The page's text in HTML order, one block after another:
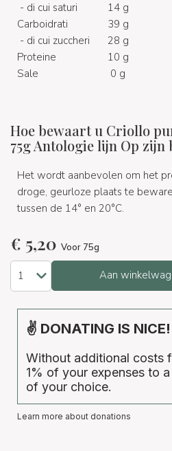
- di cui saturi
14 g
Carboidrati
39 g
- di cui zuccheri
28 g
Proteine
10 g
Sale
0 g
Hoe bewaart u Criollo
75g Antologie lijn Op zijn
Het wordt aanbevolen om het
droge, geurloze plaats te
tussen de 14° en 20°C.
€ 5,20 Voor 75g
Aan
✌ DONATING IS NICE!
Without additional costs
1% of your expenses to
of your choice.
Learn more about donations